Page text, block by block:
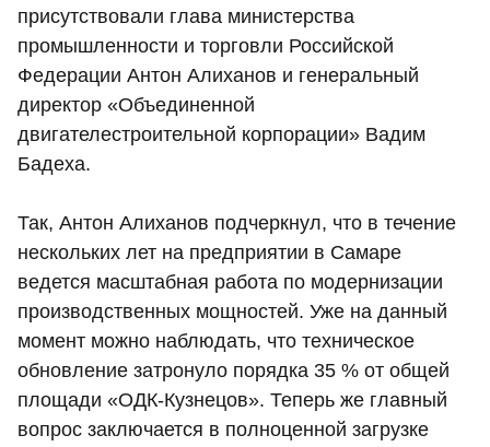
присутствовали глава министерства
промышленности и торговли Российской
Федерации Антон Алиханов и генеральный
директор «Объединенной
двигателестроительной корпорации» Вадим
Бадеха.
Так, Антон Алиханов подчеркнул, что в течение
нескольких лет на предприятии в Самаре
ведется масштабная работа по модернизации
производственных мощностей. Уже на данный
момент можно наблюдать, что техническое
обновление затронуло порядка 35 % от общей
площади «ОДК-Кузнецов». Теперь же главный
вопрос заключается в полноценной загрузке